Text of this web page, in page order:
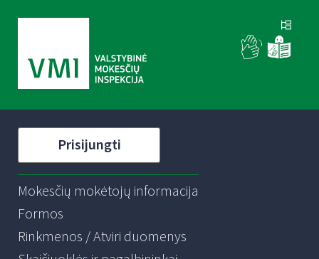
Prisijungti
Mokesčių mokėtojų informacija
Formos
Rinkmenos / Atviri duomenys